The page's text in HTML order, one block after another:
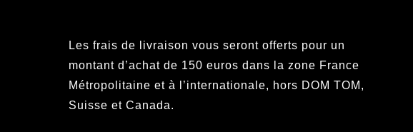
Les frais de livraison vous seront offerts pour un
montant d’achat de 150 euros dans la zone France
Métropolitaine et à l’internationale, hors DOM TOM,
Suisse et Canada.